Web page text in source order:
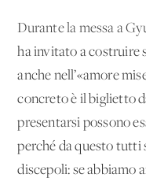
Durante la messa a
ha invitato a costruire
anche nell’«amore
concreto è il biglietto
presentarsi possono
perché da questo tutti
discepoli: se abbiamo